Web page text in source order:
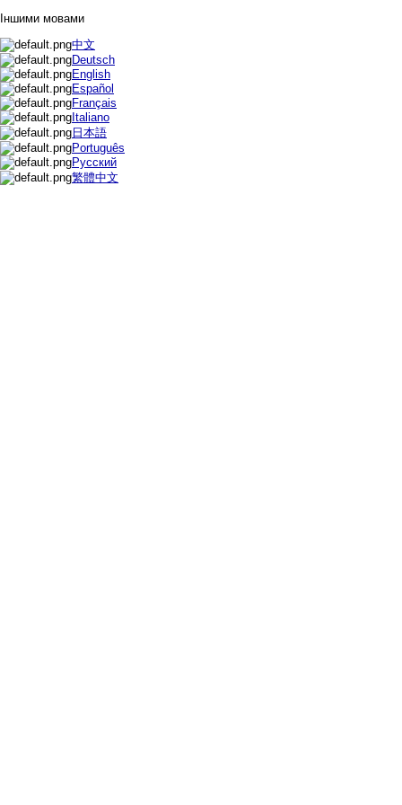
Іншими мовами
中文
Deutsch
English
Español
Français
Italiano
日本語
Português
Русский
繁體中文